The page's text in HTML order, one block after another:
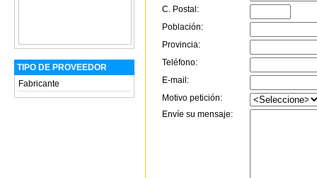
TIPO DE PROVEEDOR
Fabricante
C. Postal:
Población:
Provincia:
Teléfono:
E-mail:
Motivo petición:
Envíe su mensaje: